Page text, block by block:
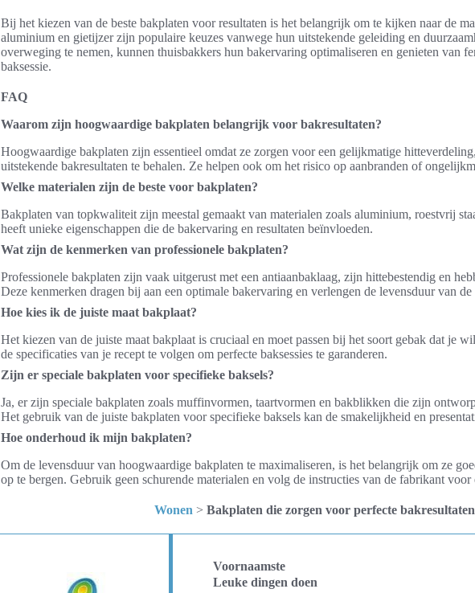
Bij het kiezen van de beste bakplaten voor resultaten is het belangrijk om te kijken naar de
aluminium en gietijzer zijn populaire keuzes vanwege hun uitstekende geleiding en
overweging te nemen, kunnen thuisbakkers hun bakervaring optimaliseren en genieten van
baksessie.
FAQ
Waarom zijn hoogwaardige bakplaten belangrijk voor bakresultaten?
Hoogwaardige bakplaten zijn essentieel omdat ze zorgen voor een gelijkmatige
uitstekende bakresultaten te behalen. Ze helpen ook om het risico op aanbranden of
Welke materialen zijn de beste voor bakplaten?
Bakplaten van topkwaliteit zijn meestal gemaakt van materialen zoals aluminium, roestvrij
heeft unieke eigenschappen die de bakervaring en resultaten beïnvloeden.
Wat zijn de kenmerken van professionele bakplaten?
Professionele bakplaten zijn vaak uitgerust met een antiaanbaklaag, zijn hittebestendig en
Deze kenmerken dragen bij aan een optimale bakervaring en verlengen de levensduur van de
Hoe kies ik de juiste maat bakplaat?
Het kiezen van de juiste maat bakplaat is cruciaal en moet passen bij het soort gebak dat je
de specificaties van je recept te volgen om perfecte baksessies te garanderen.
Zijn er speciale bakplaten voor specifieke baksels?
Ja, er zijn speciale bakplaten zoals muffinvormen, taartvormen en bakblikken die zijn
Het gebruik van de juiste bakplaten voor specifieke baksels kan de smakelijkheid en
Hoe onderhoud ik mijn bakplaten?
Om de levensduur van hoogwaardige bakplaten te maximaliseren, is het belangrijk om ze
op te bergen. Gebruik geen schurende materialen en volg de instructies van de fabrikant voor
Wonen > Bakplaten die zorgen voor perfecte bakresultaten
Voornaamste
Leuke dingen doen